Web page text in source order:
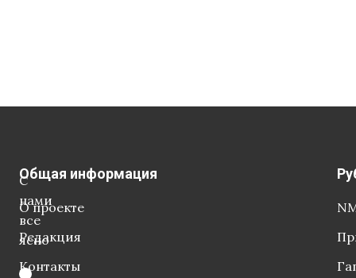
С
нами
все
ясно
Общая информация
О проекте
Редакция
Контакты